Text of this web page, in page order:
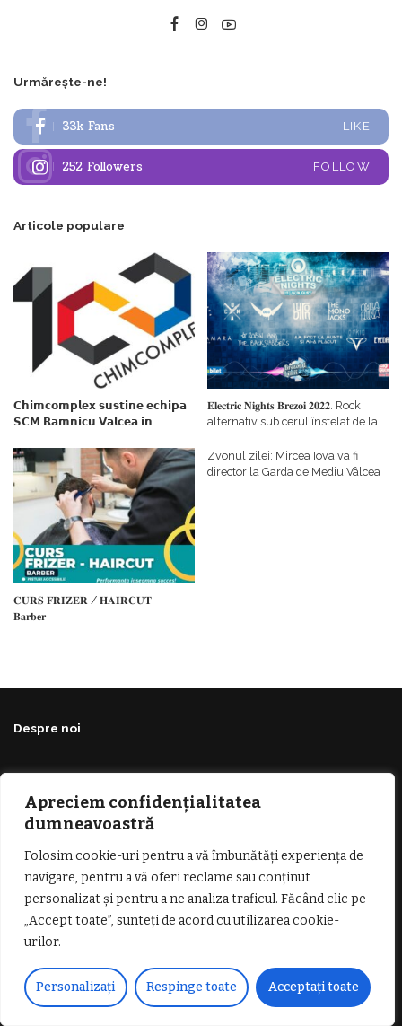
Apreciem confidențialitatea
dumneavoastră
Folosim cookie-uri pentru a vă îmbunătăți experiența de
navigare, pentru a vă oferi reclame sau conținut
personalizat și pentru a ne analiza traficul. Făcând clic pe
„Accept toate”, sunteți de acord cu utilizarea cookie-
urilor.
Personalizați Respinge toate Acceptați toate
Urmărește-ne!
33k Fans LIKE
252 Followers FOLLOW
Articole populare
𝗖𝗵𝗶𝗺𝗰𝗼𝗺𝗽𝗹𝗲𝘅 𝘀𝘂𝘀𝘁𝗶𝗻𝗲 𝗲𝗰𝗵𝗶𝗽𝗮
𝗦𝗖𝗠 𝗥𝗮𝗺𝗻𝗶𝗰𝘂 𝗩𝗮𝗹𝗰𝗲𝗮 𝗶𝗻
𝗳𝗶𝗻𝗮𝗻𝘁𝗮𝘁𝗼𝗿
𝐄𝐥𝐞𝐜𝐭𝐫𝐢𝐜 𝐍𝐢𝐠𝐡𝐭𝐬 𝐁𝐫𝐞𝐳𝐨𝐢 𝟐𝟎𝟐𝟐. Rock
alternativ sub cerul înstelat de la
𝐂𝐔𝐑𝐒 𝐅𝐑𝐈𝐙𝐄𝐑 / 𝐇𝐀𝐈𝐑𝐂𝐔𝐓 –
𝐁𝐚𝐫𝐛𝐞𝐫
Zvonul zilei: Mircea Iova va fi
director la Garda de Mediu Vâlcea
Despre noi
Vocea Vâlcii – publicație bi-săptămânală – este
ceea ce suntem și ceea ce facem, în fiecare zi. Un
ziar de luptă împotriva corupției, crimei
organizate, criminalității economico-financiare și
abuzurilor.
E-mail:voceavalcii@gmail.com